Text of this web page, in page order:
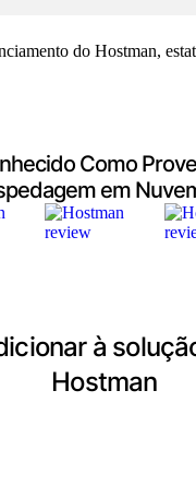
Como
em
à
Hostman